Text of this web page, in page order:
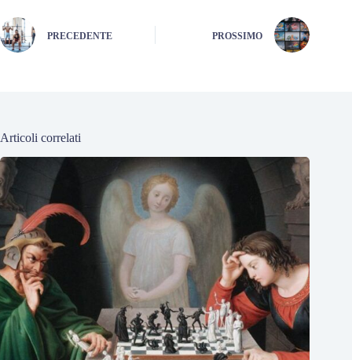
PRECEDENTE PROSSIMO
Articoli correlati